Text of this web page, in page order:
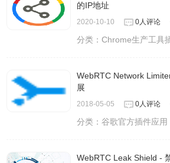
的IP地址
2020-10-10 0人评论
分类：Chrome生产工具
WebRTC Network
展
2018-05-05 0人评论
分类：谷歌官方插件应用
WebRTC Leak Shield -